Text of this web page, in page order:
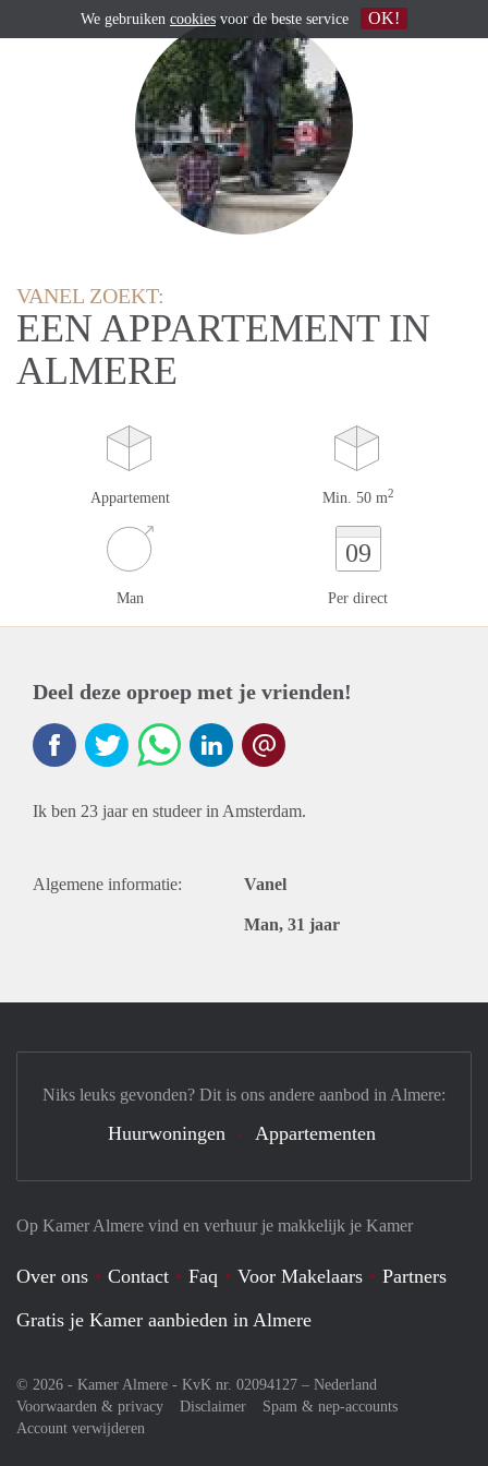
VANEL ZOEKT:
EEN APPARTEMENT IN
ALMERE
Appartement Min. 50 m2
Man
09
Per direct
Deel deze oproep met je vrienden!
Ik ben 23 jaar en studeer in Amsterdam.
Algemene informatie: Vanel
Man, 31 jaar
Op Kamer Almere vind en verhuur je makkelijk je Kamer
Over ons Contact Faq Voor Makelaars
Partners
Gratis je Kamer aanbieden in Almere
© 2026 - Kamer Almere - KvK nr. 02094127 – Nederland
Voorwaarden & privacy
Disclaimer
Spam & nep-accounts
Account verwijderen
Niks leuks gevonden? Dit is ons andere aanbod in Almere:
Huurwoningen Appartementen
We gebruiken cookies voor de beste service OK!